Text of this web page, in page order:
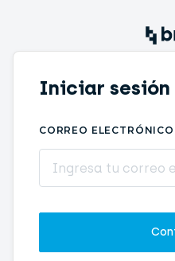
Iniciar sesión
CORREO ELECTRÓNICO